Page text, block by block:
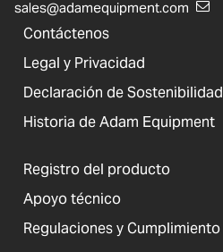
sales@adamequipment.com
Contáctenos
Legal y Privacidad
Declaración de Sostenibilidad
Historia de Adam Equipment
Registro del producto
Apoyo técnico
Regulaciones y Cumplimiento